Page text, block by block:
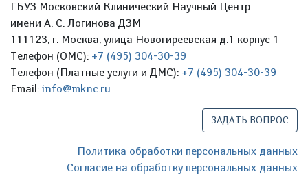
ГБУЗ Московский Клинический Научный Центр
имени А. С. Логинова ДЗМ
111123, г. Москва, улица Новогиреевская д.1 корпус 1
Телефон (ОМС): +7 (495) 304-30-39
Телефон (Платные услуги и ДМС): +7 (495) 304-30-39
Email: info@mknc.ru
ЗАДАТЬ ВОПРОС
Политика обработки персональных данных
Согласие на обработку персональных данных